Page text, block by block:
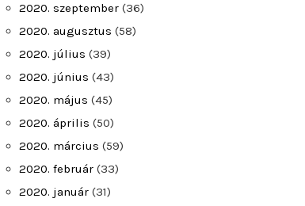
2020. szeptember (36)
2020. augusztus (58)
2020. július (39)
2020. június (43)
2020. május (45)
2020. április (50)
2020. március (59)
2020. február (33)
2020. január (31)